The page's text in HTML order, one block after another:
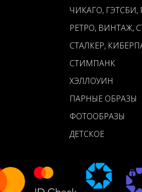
ЧИКАГО,
РЕТРО, ВИНТАЖ,
СТАЛКЕР,
СТИМПАНК
ХЭЛЛОУИН
ПАРНЫЕ ОБРАЗЫ
ФОТООБРАЗЫ
ДЕТСКОЕ